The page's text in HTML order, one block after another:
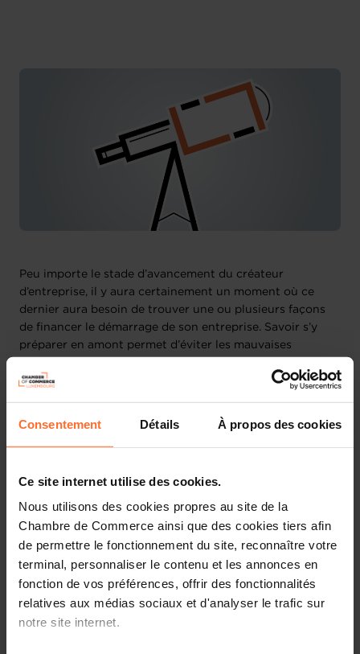
Consentement Détails À propos des cookies
Ce site internet utilise des cookies.
Nous utilisons des cookies propres au site de la
Chambre de Commerce ainsi que des cookies tiers afin
de permettre le fonctionnement du site, reconnaître votre
terminal, personnaliser le contenu et les annonces en
fonction de vos préférences, offrir des fonctionnalités
relatives aux médias sociaux et d'analyser le trafic sur
notre site internet.
Peu importe le stade d’avancement du créateur
d’entreprise, il y aura certainement un moment où ce
dernier aura besoin de trouver une ou plusieurs façons
de financer le démarrage de son entreprise. Savoir s’y
préparer en amont permet d’éviter les mauvaises
réelle, et aide à maximiser le financement auquel
l’entreprise et de sa santé générale.
Ce webinaire couvre donc 4 grandes questions que les
entrepreneurs se posent au moment de prendre les rênes
d’une entreprise nouvelle :
Comment définir ses besoins en financement ?
Comment bien se préparer à convaincre des